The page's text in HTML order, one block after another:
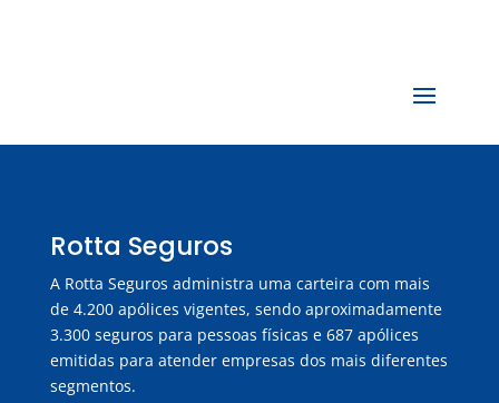
Rotta Seguros
A Rotta Seguros administra uma carteira com mais
de 4.200 apólices vigentes, sendo aproximadamente
3.300 seguros para pessoas físicas e 687 apólices
emitidas para atender empresas dos mais diferentes
segmentos.